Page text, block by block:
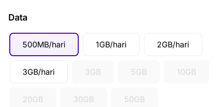
Data
500MB/hari 1GB/hari 2GB/hari
3GB/hari 3GB 5GB 10GB
20GB 30GB 50GB